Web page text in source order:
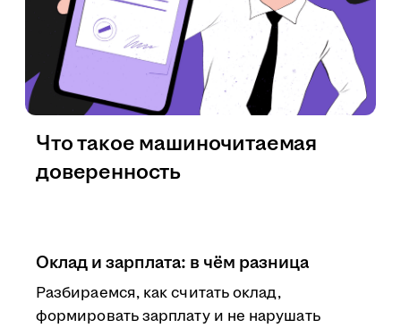
Оклад и зарплата: в чём разница
Разбираемся, как считать оклад,
формировать зарплату и не нарушать
Что такое машиночитаемая
доверенность